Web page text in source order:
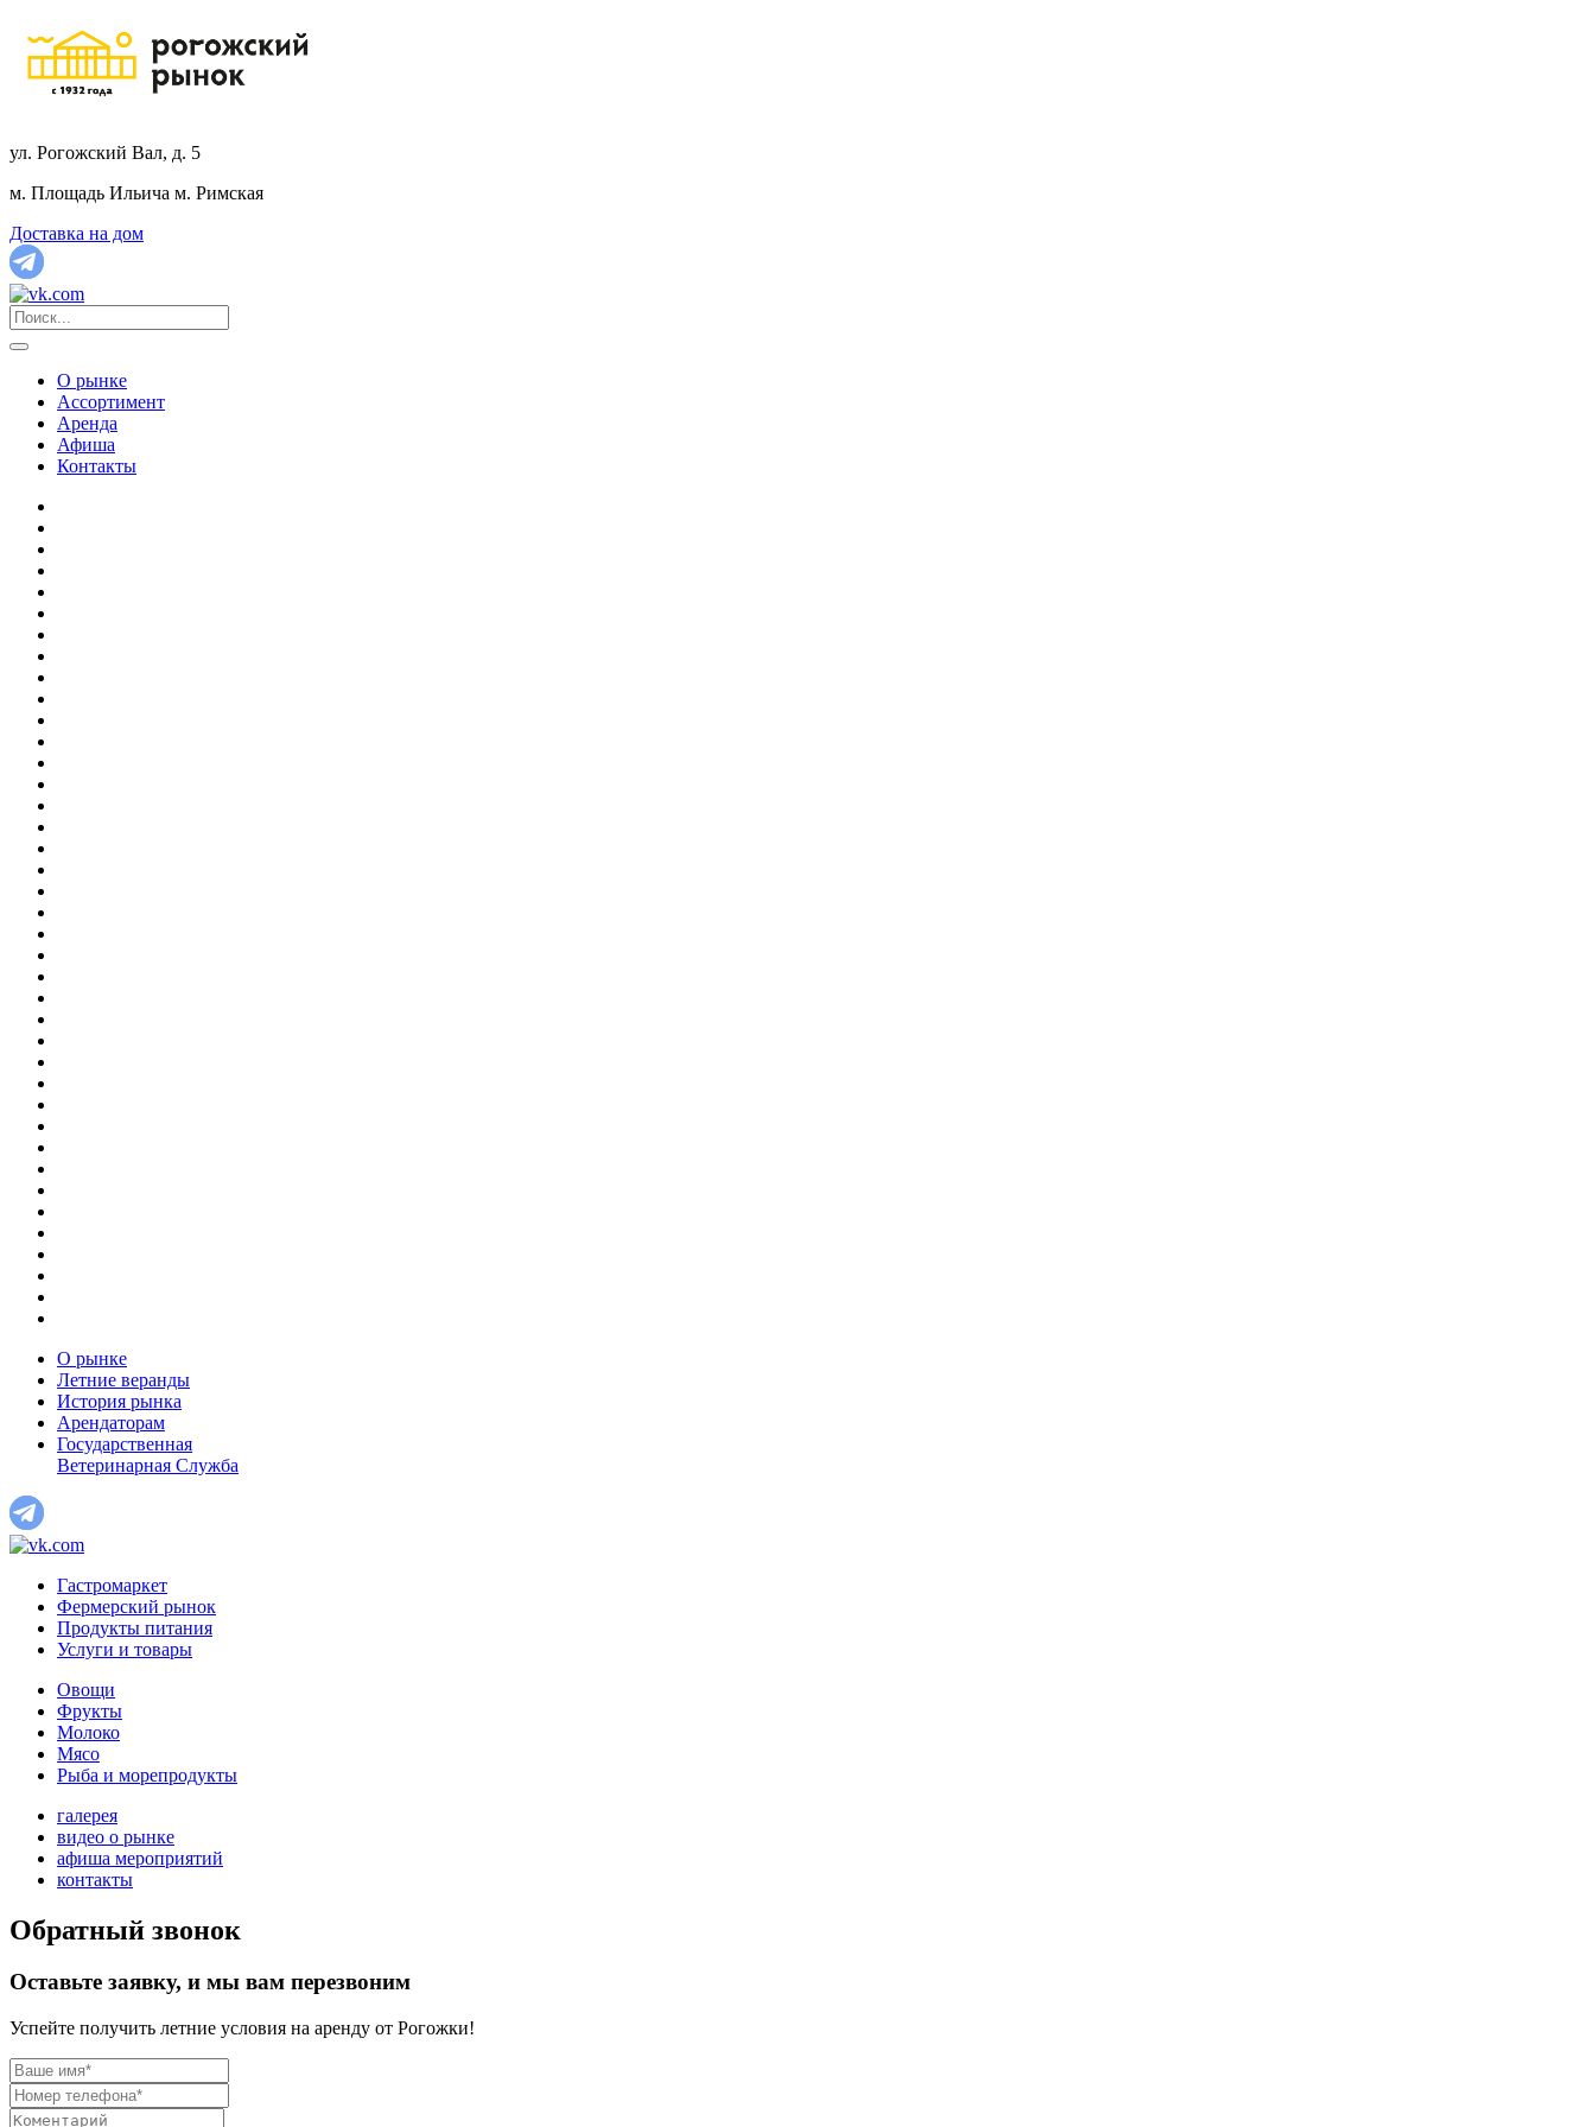
ул. Рогожский Вал, д. 5
м. Площадь Ильича м. Римская
Доставка на дом
О рынке
Ассортимент
Аренда
Афиша
Контакты
О рынке
Летние веранды
История рынка
Арендаторам
Государственная
Ветеринарная Служба
Гастромаркет
Фермерский рынок
Продукты питания
Услуги и товары
Овощи
Фрукты
Молоко
Мясо
Рыба и морепродукты
галерея
видео о рынке
афиша мероприятий
контакты
Обратный звонок
Оставьте заявку, и мы вам перезвоним
Успейте получить летние условия на аренду от Рогожки!